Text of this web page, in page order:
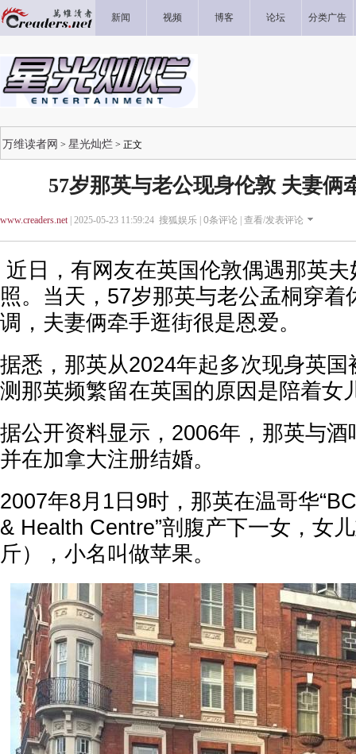
新闻 视频 博客 论坛 分类广告
万维读者网 > 星光灿烂 > 正文
57岁那英与老公现身伦敦 夫妻俩
www.creaders.net| 2025-05-23 11:59:24 搜狐娱乐 | 0条评论 | 查看/发表评论
近日，有网友在英国伦敦偶遇那英
照。当天，57岁那英与老公孟桐穿着
调，夫妻俩牵手逛街很是恩爱。
据悉，那英从2024年起多次现身英
测那英频繁留在英国的原因是陪着女
据公开资料显示，2006年，那英与
并在加拿大注册结婚。
2007年8月1日9时，那英在温哥华
& Health Centre”剖腹产下一女，女
斤），小名叫做苹果。